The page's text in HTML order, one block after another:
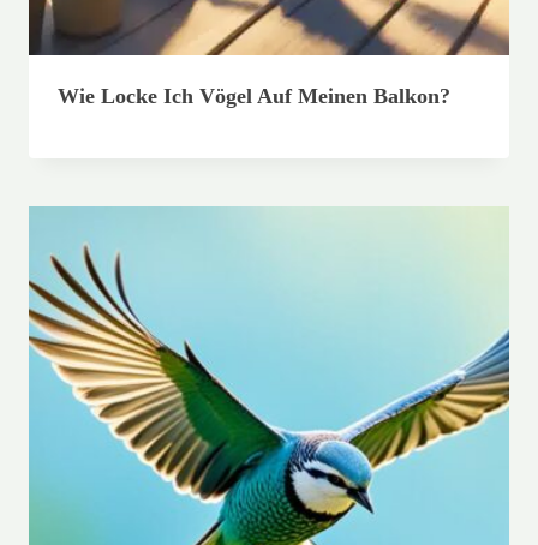
Wie Locke Ich Vögel Auf Meinen Balkon?